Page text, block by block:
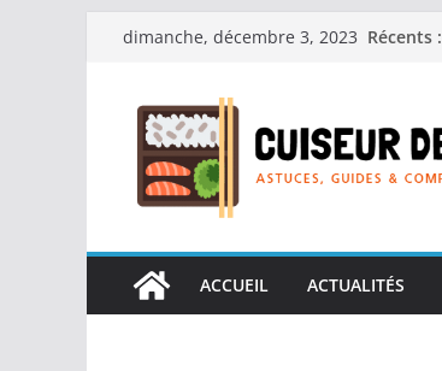
Passerdimanche, décembre 3, 2023 Récents :
ACCUEIL
ACTUALITÉS